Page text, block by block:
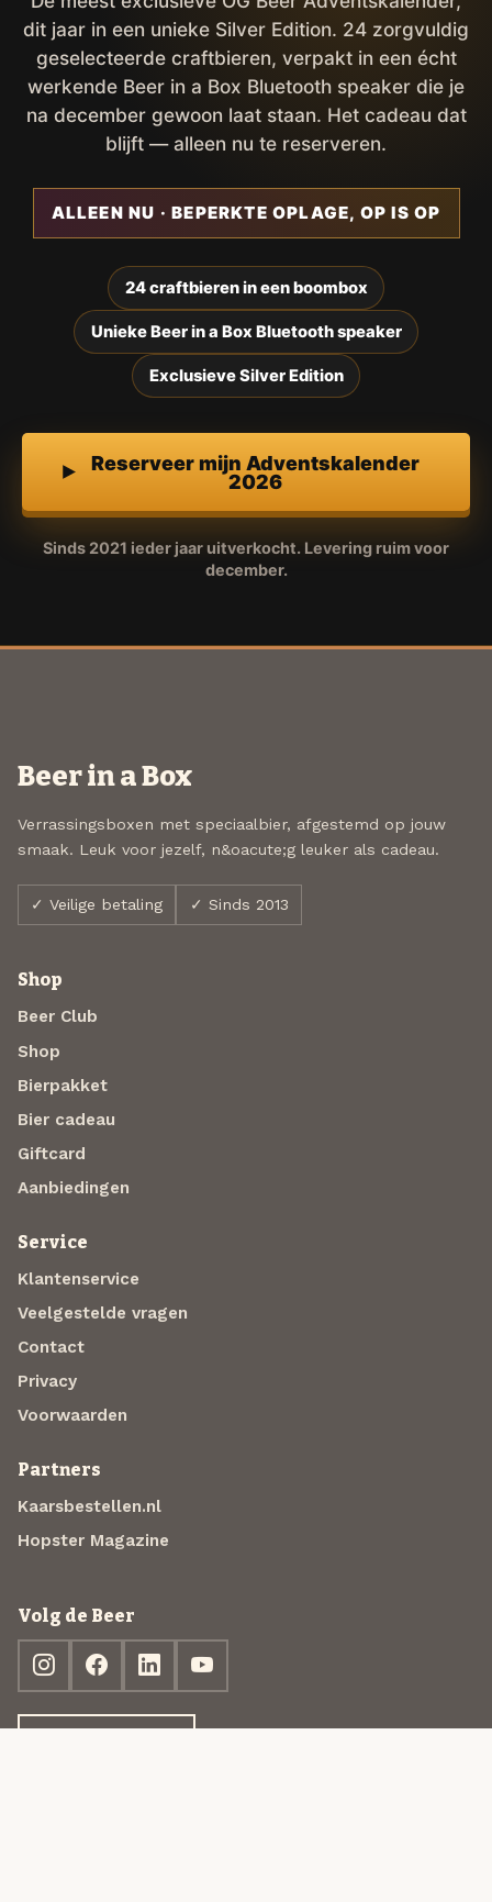
dit jaar in een unieke Silver Edition. 24 zorgvuldig
geselecteerde craftbieren, verpakt in een écht
werkende Beer in a Box Bluetooth speaker die je
na december gewoon laat staan. Het cadeau dat
blijft — alleen nu te reserveren.
ALLEEN NU · BEPERKTE OPLAGE, OP IS OP
24 craftbieren in een boombox
Unieke Beer in a Box Bluetooth speaker
Exclusieve Silver Edition
Reserveer mijn Adventskalender
2026
Sinds 2021 ieder jaar uitverkocht. Levering ruim voor
december.
Beer in a Box
Verrassingsboxen met speciaalbier, afgestemd op jouw
smaak. Leuk voor jezelf, n&oacute;g leuker als cadeau.
✓ Veilige betaling ✓ Sinds 2013
Shop
Beer Club
Shop
Bierpakket
Bier cadeau
Giftcard
Aanbiedingen
Service
Klantenservice
Veelgestelde vragen
Contact
Privacy
Voorwaarden
Partners
Kaarsbestellen.nl
Hopster Magazine
Volg de Beer